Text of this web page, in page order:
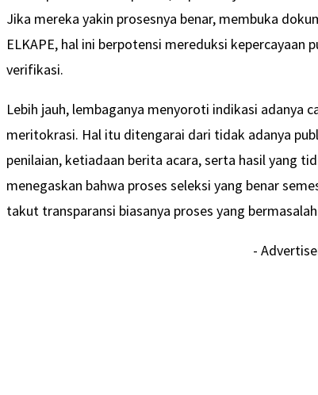
Jika mereka yakin prosesnya benar, membuka
ELKAPE, hal ini berpotensi mereduksi
verifikasi.
Lebih jauh, lembaganya menyoroti indikasi adanya
meritokrasi. Hal itu ditengarai dari tidak adanya
penilaian, ketiadaan berita acara, serta hasil yang
menegaskan bahwa proses seleksi yang benar
takut transparansi biasanya proses yang
-